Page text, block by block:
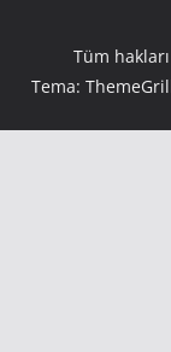
Tüm
Tema: